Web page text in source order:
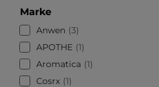
Marke
Anwen
3
APOTHE 1
Aromatica
1
Cosrx 1